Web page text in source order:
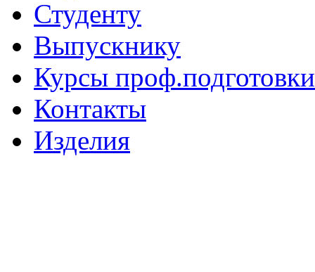
Студенту
Выпускнику
Курсы проф.подготовки
Контакты
Изделия